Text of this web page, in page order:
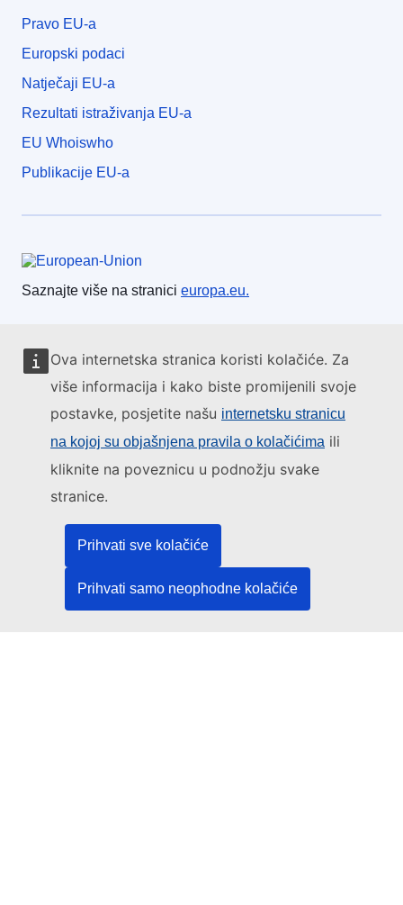
Ova internetska stranica koristi kolačiće. Za
više informacija i kako biste promijenili svoje
postavke, posjetite našu internetsku stranicu
na kojoj su objašnjena pravila o kolačićima ili
kliknite na poveznicu u podnožju svake
stranice.
Prihvati sve kolačiće
Prihvati samo neophodne kolačiće
Pravo EU-a
Europski podaci
Natječaji EU-a
Rezultati istraživanja EU-a
EU Whoiswho
Publikacije EU-a
Saznajte više na stranici europa.eu.
Nazovite nas na 00 800 6 7 8 9 10 11
Uspostavite telefonsku vezu na drugi način
Pišite nam služeći se našim obrascem za kontakt
Upoznajte nas u jednom od centara EU-a
Društvene mreže
Pronađite EU na društvenim mrežama
Institucije i tijela EU-a